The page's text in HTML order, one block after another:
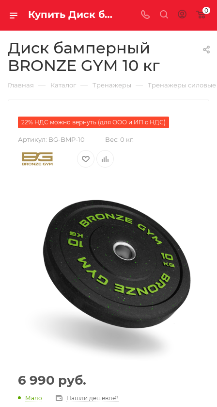
Купить Диск бамперный BRONZE GYM 10 кг за рублей, а со скидкой 0
Диск бамперный
BRONZE GYM 10 кг
Главная — Каталог — Тренажеры — Тренажеры силовые
22% НДС можно вернуть (для ООО и ИП с НДС)
Артикул: BG-BMP-10 Вес: 0 кг.
6 990 руб.
Мало Нашли дешевле?